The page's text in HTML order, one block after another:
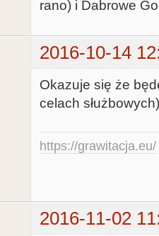
rano) i Dabrowe
2016-10-14
Okazuje się że
celach
https://grawitacja.eu/
2016-11-02